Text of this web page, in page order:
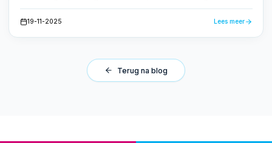
word dit makliker as ooit tevore. Hierdie oplossing bied 'n
19-11-2025 Lees meer
Terug na blog